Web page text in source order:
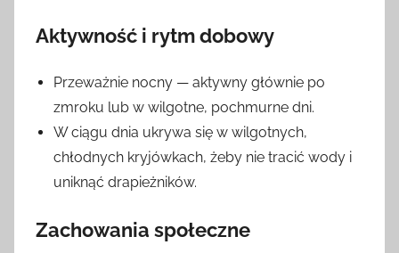
Aktywność i rytm dobowy
Przeważnie nocny — aktywny głównie po
zmroku lub w wilgotne, pochmurne dni.
W ciągu dnia ukrywa się w wilgotnych,
chłodnych kryjówkach, żeby nie tracić wody i
uniknąć drapieżników.
Zachowania społeczne